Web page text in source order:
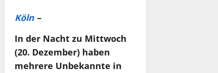
Köln–
In der Nacht zu Mittwoch
(20. Dezember) haben
mehrere Unbekannte in